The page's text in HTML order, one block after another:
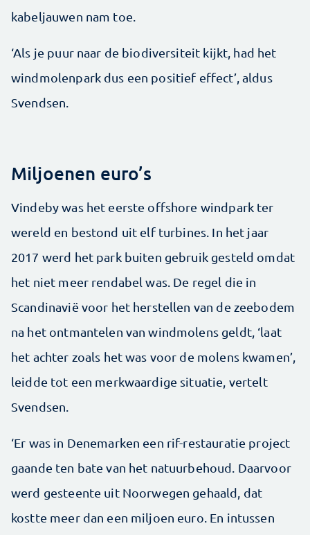
kabeljauwen nam toe.
‘Als je puur naar de biodiversiteit kijkt, had het
windmolenpark dus een positief effect’, aldus
Svendsen.
Miljoenen euro’s
Vindeby was het eerste offshore windpark ter
wereld en bestond uit elf turbines. In het jaar
2017 werd het park buiten gebruik gesteld omdat
het niet meer rendabel was. De regel die in
Scandinavië voor het herstellen van de zeebodem
na het ontmantelen van windmolens geldt, ‘laat
het achter zoals het was voor de molens kwamen’,
leidde tot een merkwaardige situatie, vertelt
Svendsen.
‘Er was in Denemarken een rif-restauratie project
gaande ten bate van het natuurbehoud. Daarvoor
werd gesteente uit Noorwegen gehaald, dat
kostte meer dan een miljoen euro. En intussen